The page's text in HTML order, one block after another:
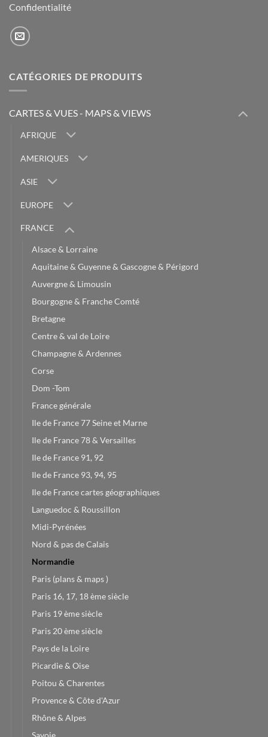
Confidentialité
CATÉGORIES DE PRODUITS
CARTES & VUES - MAPS & VIEWS
AFRIQUE
AMERIQUES
ASIE
EUROPE
FRANCE
Alsace & Lorraine
Aquitaine & Guyenne & Gascogne & Périgord
Auvergne & Limousin
Bourgogne & Franche Comté
Bretagne
Centre & val de Loire
Champagne & Ardennes
Corse
Dom -Tom
France générale
Ile de France 77 Seine et Marne
Ile de France 78 & Versailles
Ile de France 91, 92
Ile de France 93, 94, 95
Ile de France cartes géographiques
Languedoc & Roussillon
Midi-Pyrénées
Nord & pas de Calais
Normandie
Paris (plans & maps )
Paris 16, 17, 18 ème siècle
Paris 19 ème siècle
Paris 20 ème siècle
Pays de la Loire
Picardie & Oise
Poitou & Charentes
Provence & Côte d'Azur
Rhône & Alpes
Savoie